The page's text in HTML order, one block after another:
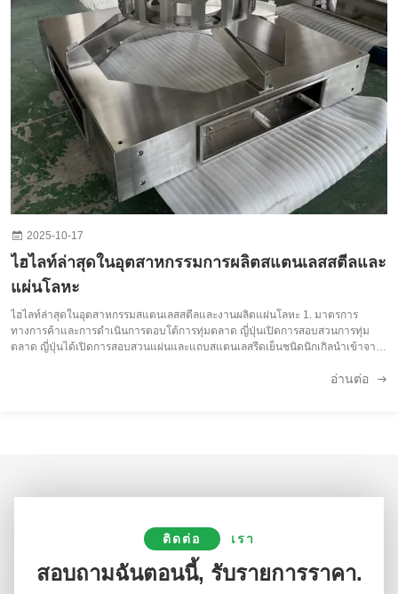
2025-10-17
ไฮไลท์ล่าสุดในอุตสาหกรรมการผลิตสแตนเลสสตีลและ
แผ่นโลหะ
ไฮไลท์ล่าสุดในอุตสาหกรรมสแตนเลสสตีลและงานผลิตแผ่นโลหะ 1. มาตรการ
ทางการค้าและการดำเนินการตอบโต้การทุ่มตลาด ญี่ปุ่นเปิดการสอบสวนการทุ่ม
ตลาด ญี่ปุ่นได้เปิดการสอบสวนแผ่นและแถบสแตนเลสรีดเย็นชนิดนิกเกิลนำเข้าจาก
อ่านต่อ
ติดต่อ เรา
สอบถามฉันตอนนี้, รับรายการราคา.